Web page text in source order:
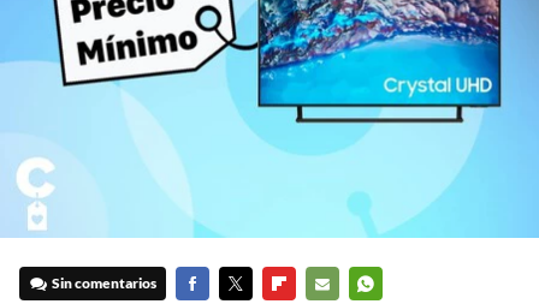
Sin comentarios